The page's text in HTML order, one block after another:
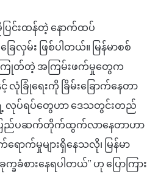
ြင်းထန်တဲ့ နောက်ထပ်
လှမ်း ဖြစ်ပါတယ်။ မြန်မာစစ်
ကြုတ်တဲ့ အကြမ်းဖက်မှုတွေက
င့် လုံခြုံရေးကို ခြိမ်းခြောက်နေတာ
ရဲ့ လုပ်ရပ်တွေဟာ ဒေသတွင်းတည်
း ပြည်ပဆက်တိုက်ထွက်လာနေတာဟာ
ောက်မှုများရှိနေသလို၊ မြန်မာ
ခံစားနေရပါတယ်” ဟု ပြောကြား